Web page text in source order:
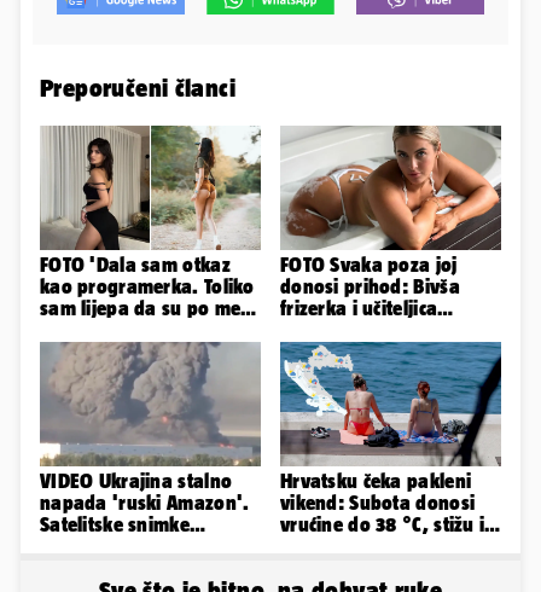
Preporučeni članci
FOTO 'Dala sam otkaz
kao programerka. Toliko
sam lijepa da su po meni
FOTO Svaka poza joj
donosi prihod: Bivša
frizerka i učiteljica
Instagram
VIDEO Ukrajina stalno
napada 'ruski Amazon'.
Satelitske snimke
Hrvatsku čeka pakleni
vikend: Subota donosi
vrućine do 38 °C, stižu i